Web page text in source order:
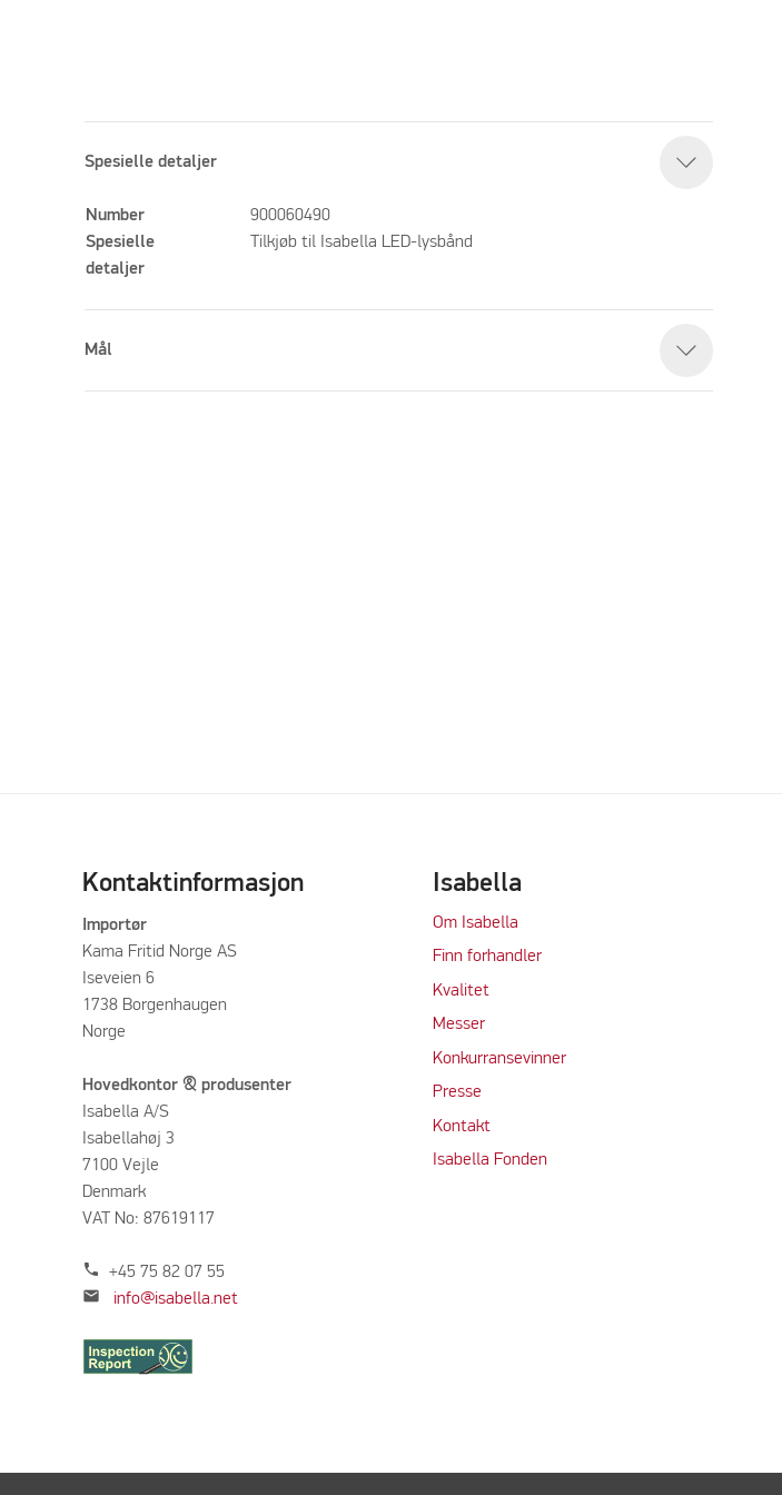
Spesielle detaljer
Number
900060490
Spesielle
detaljer
Tilkjøb til Isabella LED-lysbånd
Mål
Kontaktinformasjon
Importør
Kama Fritid Norge AS
Iseveien 6
1738 Borgenhaugen
Norge
Hovedkontor & produsenter
Isabella A/S
Isabellahøj 3
7100 Vejle
Denmark
VAT No: 87619117
phone +45 75 82 07 55
mail info@isabella.net
Isabella
Om Isabella
Finn forhandler
Kvalitet
Messer
Konkurransevinner
Presse
Kontakt
Isabella Fonden